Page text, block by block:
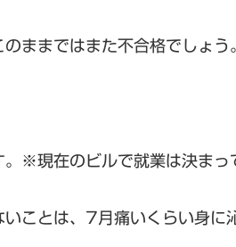
ままではまた不合格でしょう
※現在のビルで就業は決まっ
ことは、7月痛いくらい身に